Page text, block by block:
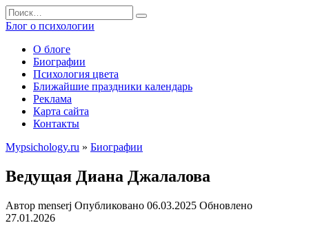
Перейти
к
Search
for:
Блог о психологии
О блоге
Биографии
Психология цвета
Ближайшие праздники календарь
Реклама
Карта сайта
Контакты
Mypsichology.ru » Биографии
Ведущая Диана Джалалова
Автор menserj Опубликовано 06.03.2025 Обновлено
27.01.2026